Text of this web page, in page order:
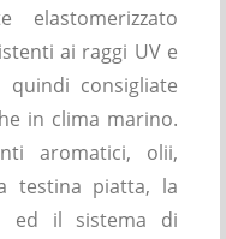
elastomerizzato
ai raggi UV e
quindi consigliate
in clima marino.
aromatici, olii,
testina piatta, la
ed il sistema di